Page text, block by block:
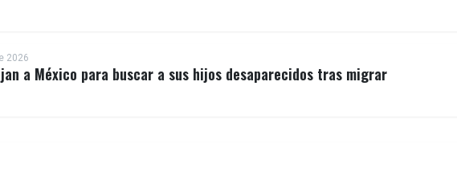
2026
a México para buscar a sus hijos desaparecidos tras migrar